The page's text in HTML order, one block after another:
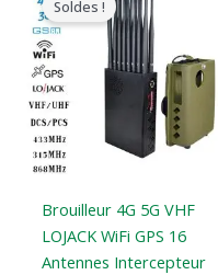
Soldes !
Brouilleur 4G 5G VHF
LOJACK WiFi GPS 16
Antennes Intercepteur
original
était
:
$1,539.00.$839.99.